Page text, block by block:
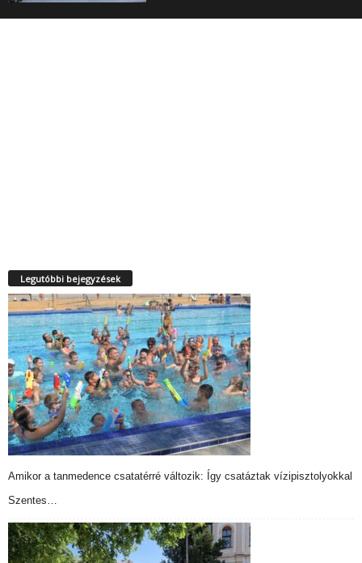
Legutóbbi bejegyzések
Amikor a tanmedence csatatérré változik: Így csatáztak vízipisztolyokkal
Szentes…